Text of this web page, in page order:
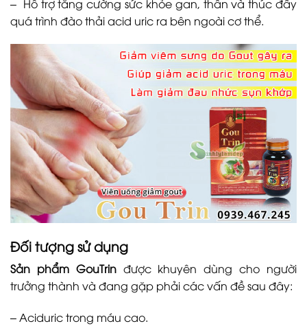
– Hỗ trợ tăng cường sức khỏe gan, thần và thúc đẩy
quá trình đào thải acid uric ra bên ngoài cơ thể.
Đối tượng sử dụng
Sản phẩm GouTrinđược khuyên dùng cho người
trưởng thành và đang gặp phải các vấn đề sau đây:
– Aciduric trong máu cao.